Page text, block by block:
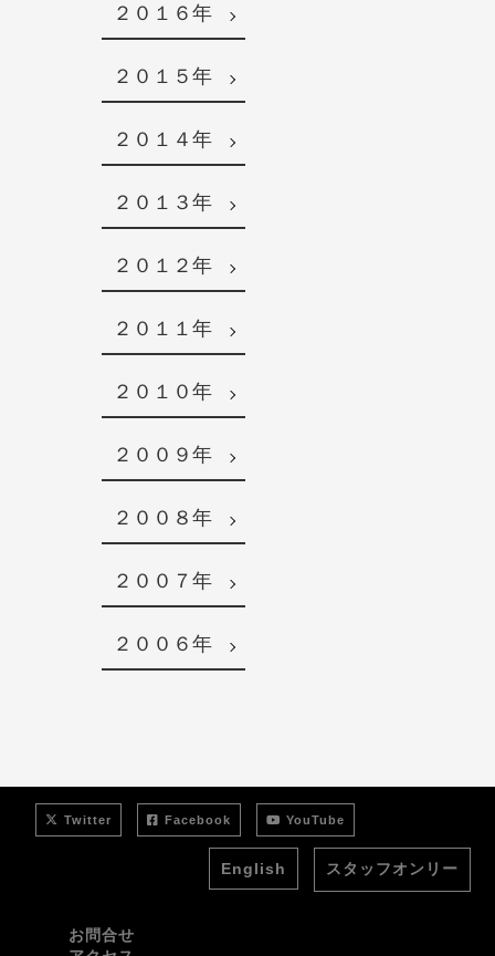
２０１６年
２０１５年
２０１４年
２０１３年
２０１２年
２０１１年
２０１０年
２００９年
２００８年
２００７年
２００６年
Twitter Facebook YouTube
English スタッフオンリー
お問合せ